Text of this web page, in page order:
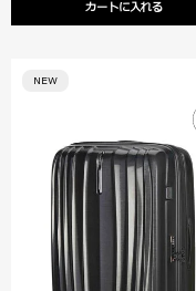
カートに入れる
NEW